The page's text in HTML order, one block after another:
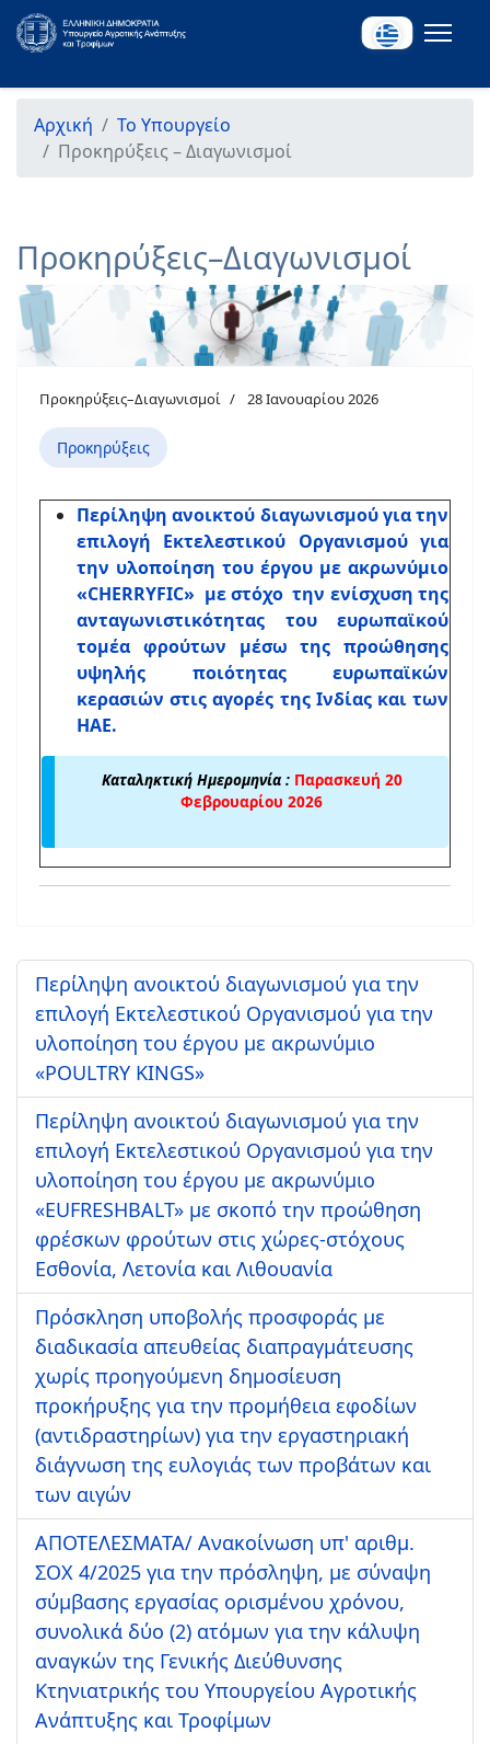
Αρχική
Το Υπουργείο
Προκηρύξεις – Διαγωνισμοί
Προκηρύξεις–Διαγωνισμοί
Προκηρύξεις–Διαγωνισμοί 28 Ιανουαρίου 2026
Προκηρύξεις
Περίληψη ανοικτού διαγωνισμού για την
επιλογή Εκτελεστικού Οργανισμού για
την υλοποίηση του έργου με ακρωνύμιο
«CHERRYFIC» με στόχο την ενίσχυση της
ανταγωνιστικότητας του ευρωπαϊκού
τομέα φρούτων μέσω της προώθησης
υψηλής ποιότητας ευρωπαϊκών
κερασιών στις αγορές της Ινδίας και των
ΗΑΕ.
Καταληκτική Ημερομηνία : Παρασκευή 20
Φεβρουαρίου 2026
Περίληψη ανοικτού διαγωνισμού για την
επιλογή Εκτελεστικού Οργανισμού για την
υλοποίηση του έργου με ακρωνύμιο
«POULTRY KINGS»
Περίληψη ανοικτού διαγωνισμού για την
επιλογή Εκτελεστικού Οργανισμού για την
υλοποίηση του έργου με ακρωνύμιο
«EUFRESHBALT» με σκοπό την προώθηση
φρέσκων φρούτων στις χώρες-στόχους
Εσθονία, Λετονία και Λιθουανία
Πρόσκληση υποβολής προσφοράς με
διαδικασία απευθείας διαπραγμάτευσης
χωρίς προηγούμενη δημοσίευση
προκήρυξης για την προμήθεια εφοδίων
(αντιδραστηρίων) για την εργαστηριακή
διάγνωση της ευλογιάς των προβάτων και
των αιγών
ΑΠΟΤΕΛΕΣΜΑΤΑ/ Ανακοίνωση υπ' αριθμ.
ΣΟΧ 4/2025 για την πρόσληψη, με σύναψη
σύμβασης εργασίας ορισμένου χρόνου,
συνολικά δύο (2) ατόμων για την κάλυψη
αναγκών της Γενικής Διεύθυνσης
Κτηνιατρικής του Υπουργείου Αγροτικής
Ανάπτυξης και Τροφίμων